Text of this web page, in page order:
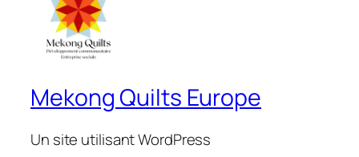
Mekong Quilts Europe
Un site utilisant WordPress